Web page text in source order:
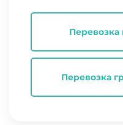
Перевозка
Перевозка